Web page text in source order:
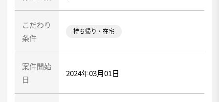
こだわり
条件
持ち帰り・在宅
案件開始
日
2024年03月01日